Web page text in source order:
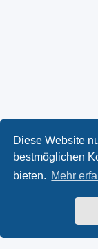
Diese Website
bestmöglichen
bieten. Mehr